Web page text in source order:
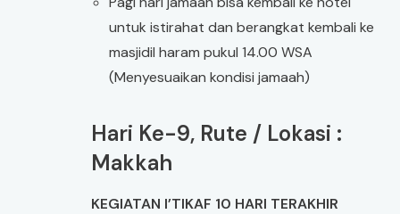
untuk istirahat dan berangkat kembali ke
masjidil haram pukul 14.00 WSA
(Menyesuaikan kondisi jamaah)
Hari Ke-9, Rute / Lokasi :
Makkah
KEGIATAN I’TIKAF 10 HARI TERAKHIR